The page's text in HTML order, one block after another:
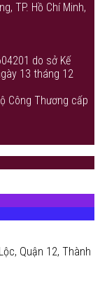
TP. Hồ Chí Minh,
do sở Kế
13 tháng 12
Công Thương cấp
Quận 12, Thành